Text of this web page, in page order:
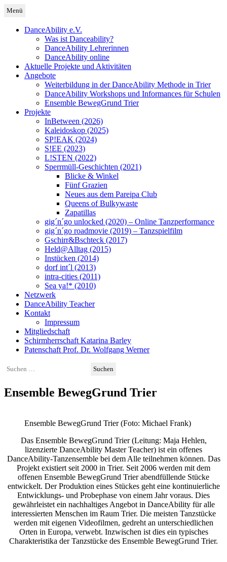
DanceAbility Deutschland
Menü
springen
DanceAbility e.V.
Was ist Danceability?
DanceAbility Lehrerinnen
DanceAbility online
Aktuelle Projekte und Aktivitäten
Angebote
Weiterbildung in der DanceAbility Methode in Trier
DanceAbility Workshops und Informances für Schulen
Ensemble BewegGrund Trier
Projekte
InBetween (2026)
Kaleidoskop (2025)
SP!EAK (2024)
S!EE (2023)
L!STEN (2022)
Sperrmüll-Geschichten (2021)
Blicke & Winkel
Fünf Grazien
Neues aus dem Pareipa Club
Queens of Bulkywaste
Zapatillas
gig´n´go unlocked (2020) – Online Tanzperformance
gig´n´go roadmovie (2019) – Tanzspielfilm
Gschirr&Bschteck (2017)
Held@Alltag (2015)
Instücken (2014)
dorf int´l (2013)
intra-cities (2011)
Sea ya!* (2010)
Netzwerk
DanceAbility Teacher
Kontakt
Impressum
Mitgliedschaft
Schirmherrschaft Katarina Barley
Patenschaft Prof. Dr. Wolfgang Werner
Suchen
Ensemble BewegGrund Trier
Ensemble BewegGrund Trier (Foto: Michael Frank)
Das Ensemble BewegGrund Trier (Leitung: Maja Hehlen,
lizenzierte DanceAbility Master Teacher) ist ein offenes
DanceAbility-Tanzensemble bei dem Alle teilnehmen können. Das
Projekt existiert seit 2000 in Trier. Seit 2006 werden mit dem
offenen Ensemble BewegGrund Trier abendfüllende Stücke
entwickelt. Der Produktion eines Stückes geht eine kontinuierliche
Entwicklungs- und Probephase von einem Jahr voraus. Dies
gewährleistet ein nachhaltiges Angebot in DanceAbility für alle
interessierten Menschen im Raum Trier. Die meisten Tanzstücke
werden mit eigenen Videofilmen, gedreht an unterschiedlichen
Orten in Europa, verwebt. Inzwischen ist dies ein typisches
Charakteristika der Tanzstücke des Ensemble BewegGrund Trier.